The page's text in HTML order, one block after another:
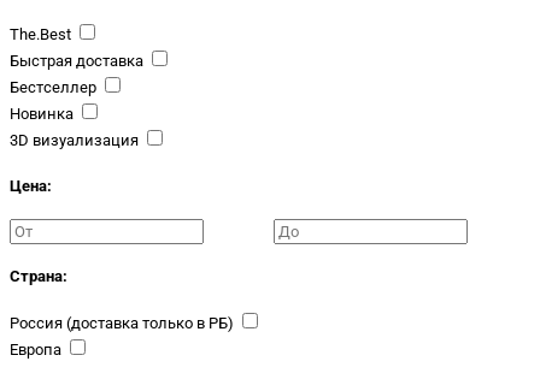
The.Best
Быстрая доставка
Бестселлер
Новинка
3D визуализация
Цена:
Страна:
Россия (доставка только в РБ)
Европа